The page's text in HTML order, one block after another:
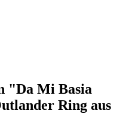
"Da Mi Basia
Ring aus